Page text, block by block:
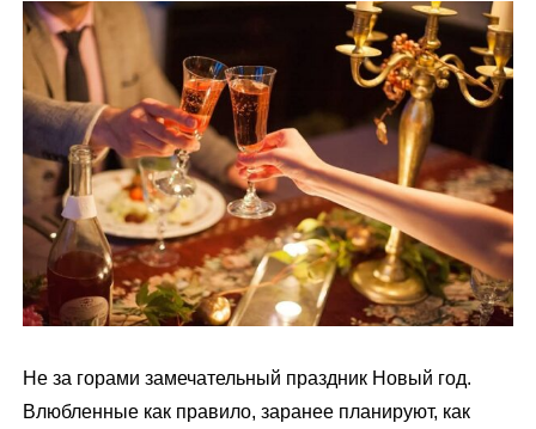
Не за горами замечательный праздник Новый год.
Влюбленные как правило, заранее планируют, как